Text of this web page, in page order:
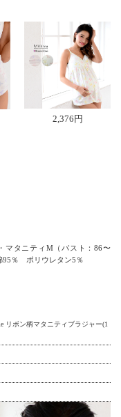
2,376円
マタニティM（バスト：86〜
95％ ポリウレタン5％
リボン柄マタニティブラジャー(1